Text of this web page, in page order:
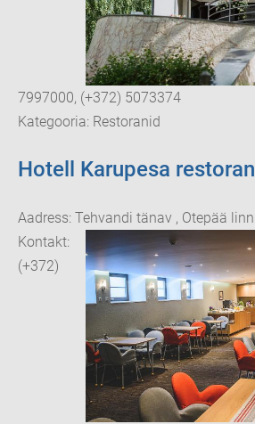
7997000, (+372) 5073374
Kategooria: Restoranid
Hotell Karupesa restoran
Aadress: Tehvandi tänav , Otepää linn
Kontakt:
(+372)